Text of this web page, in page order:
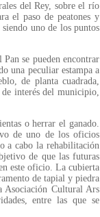
del Rey, sobre el río
el paso de peatones y
uno de los puntos
se pueden encontrar
una peculiar estampa a
de planta cuadrada,
interés del municipio,
o herrar el ganado.
de uno de los oficios
a cabo la rehabilitación
de que las futuras
este oficio. La cubierta
de tapial y piedra
Asociación Cultural Ars
entre las que se